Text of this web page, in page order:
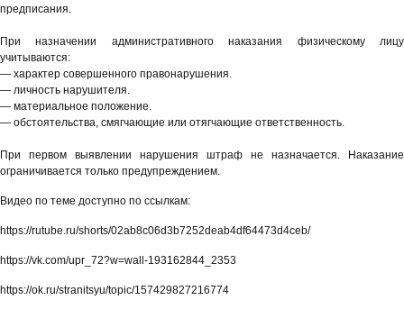
предписания.
При назначении административного наказания физическому лицу
учитываются:
— характер совершенного правонарушения.
— личность нарушителя.
— материальное положение.
— обстоятельства, смягчающие или отягчающие ответственность.
При первом выявлении нарушения штраф не назначается. Наказание
ограничивается только предупреждением.
Видео по теме доступно по ссылкам:
https://rutube.ru/shorts/02ab8c06d3b7252deab4df64473d4ceb/
https://vk.com/upr_72?w=wall-193162844_2353
https://ok.ru/stranitsyu/topic/157429827216774